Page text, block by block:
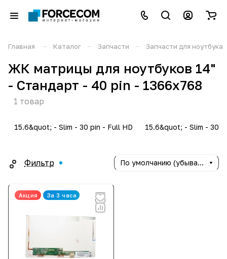
Главная – Каталог – Запчасти – Запчасти для ноутбука
ЖК матрицы для ноутбуков 14"
- Стандарт - 40 pin - 1366x768
1 товар
15.6&quot; - Slim - 30 pin - Full HD 15.6&quot; - Slim - 30
Фильтр По умолчанию (убывание)
Акция За 3 часа